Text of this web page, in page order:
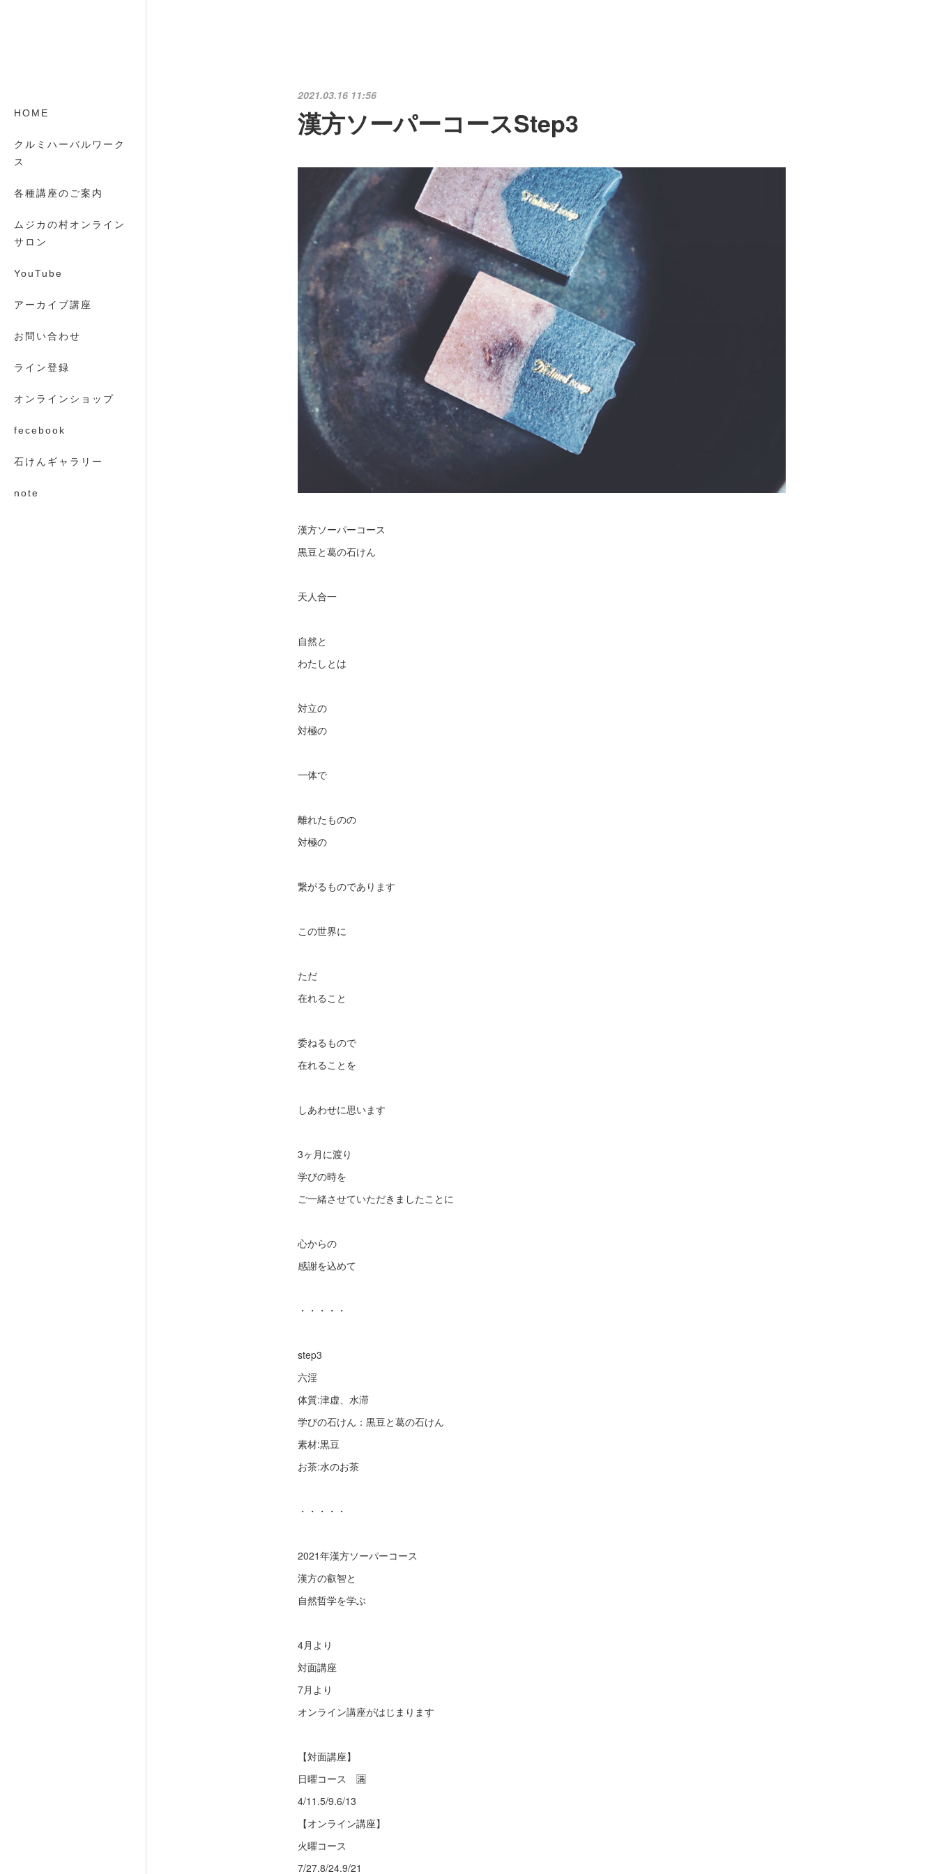
HOME
クルミハーバルワーク
ス
各種講座のご案内
ムジカの村オンライン
サロン
YouTube
アーカイブ講座
お問い合わせ
ライン登録
オンラインショップ
fecebook
石けんギャラリー
note
2021.03.16 11:56
漢方ソーパーコースStep3
漢方ソーパーコース
黒豆と葛の石けん
天人合一
自然と
わたしとは
対立の
対極の
一体で
離れたものの
対極の
繋がるものであります
この世界に
ただ
在れること
委ねるもので
在れることを
しあわせに思います
3ヶ月に渡り
学びの時を
ご一緒させていただきましたことに
心からの
感謝を込めて
・・・・・
step3
六淫
体質:津虚、水滞
学びの石けん：黒豆と葛の石けん
素材:黒豆
お茶:水のお茶
・・・・・
2021年漢方ソーパーコース
漢方の叡智と
自然哲学を学ぶ
4月より
対面講座
7月より
オンライン講座がはじまります
【対面講座】
日曜コース 🈵
4/11.5/9.6/13
【オンライン講座】
火曜コース
7/27.8/24.9/21